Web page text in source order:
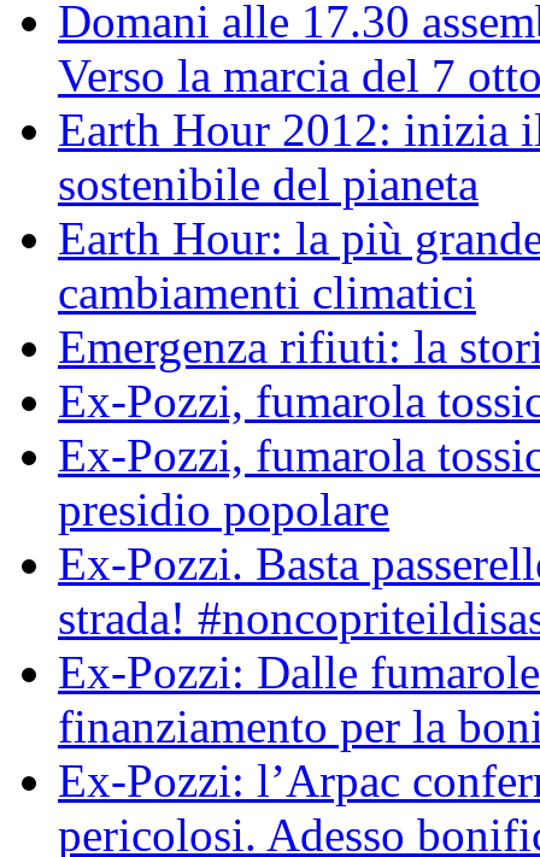
Domani alle 17.30
Verso la marcia del 7
Earth Hour 2012: inizia
sostenibile del pianeta
Earth Hour: la più
cambiamenti climatici
Emergenza rifiuti: la
Ex-Pozzi, fumarola
Ex-Pozzi, fumarola
presidio popolare
Ex-Pozzi. Basta
strada!
Ex-Pozzi: Dalle
finanziamento per la
Ex-Pozzi: l’Arpac
pericolosi. Adesso